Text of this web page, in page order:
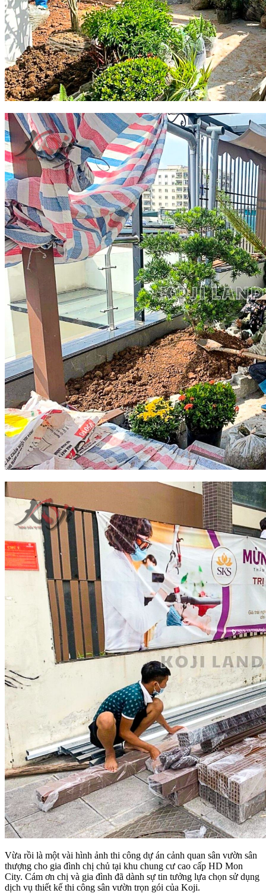
Vừa rồi là một vài hình ảnh thi công dự án cảnh quan sân vườn sân
thượng cho gia đình chị chủ tại khu chung cư cao cấp HD Mon
City. Cám ơn chị và gia đình đã dành sự tin tưởng lựa chọn sử dụng
dịch vụ thiết kế thi công sân vườn trọn gói của Koji.